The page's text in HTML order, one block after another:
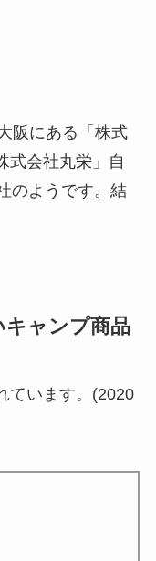
阪にある「株式
式会社丸栄」自
のようです。結
キャンプ商品
ています。(2020